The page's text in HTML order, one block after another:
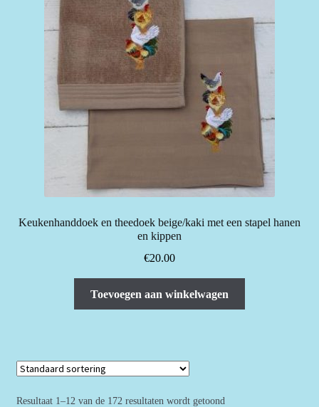
Keukenhanddoek en theedoek beige/kaki met een stapel hanen
en kippen
€20.00
Toevoegen aan winkelwagen
Resultaat 1–12 van de 172 resultaten wordt getoond